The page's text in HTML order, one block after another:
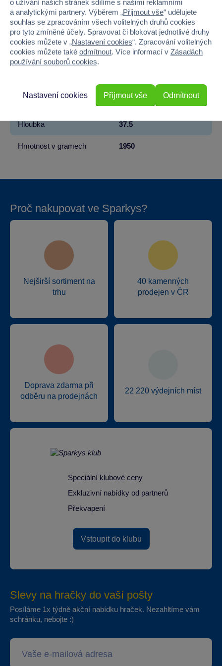
Věk od 3
Pohlaví HOLKA
Barva
Hloubka 37.5
Hmotnost v gramech 1950
Proč nakupovat ve Sparkys?
Nejširší sortiment na
trhu
40 kamenných
prodejen v ČR
Doprava zdarma při
odběru na prodejnách
22 220 výdejních míst
Speciální klubové ceny
Exkluzivní nabídky od partnerů
Překvapení
Vstoupit do klubu
Slevy na hračky do vaší pošty
Posíláme 1x týdně akční nabídku hraček. Nezahltíme vám
schránku, nebojte :)
o užívání našich stránek sdílíme s našimi reklamními
a analytickými partnery. Výběrem „Přijmout vše“ udělujete
souhlas se zpracováním všech volitelných druhů cookies
pro tyto zmíněné účely. Spravovat či blokovat jednotlivé druhy
cookies můžete v „Nastavení cookies“. Zpracování volitelných
cookies můžete také odmítnout. Více informací v Zásadách
používání souborů cookies.
Odmítnout
Nastavení cookies Přijmout vše